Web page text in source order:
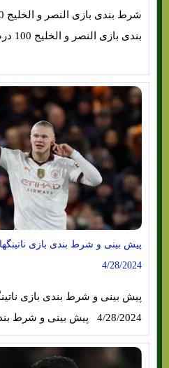
بندی بازی النصر و الخلیج 100 درصد بونوس…
پیش بینی و شرط بندی بازی
4/28/2024
پیش بینی و شرط بندی بازی
4/28/2024 پیش بینی و شرط بندی بازی ناتینگهام…